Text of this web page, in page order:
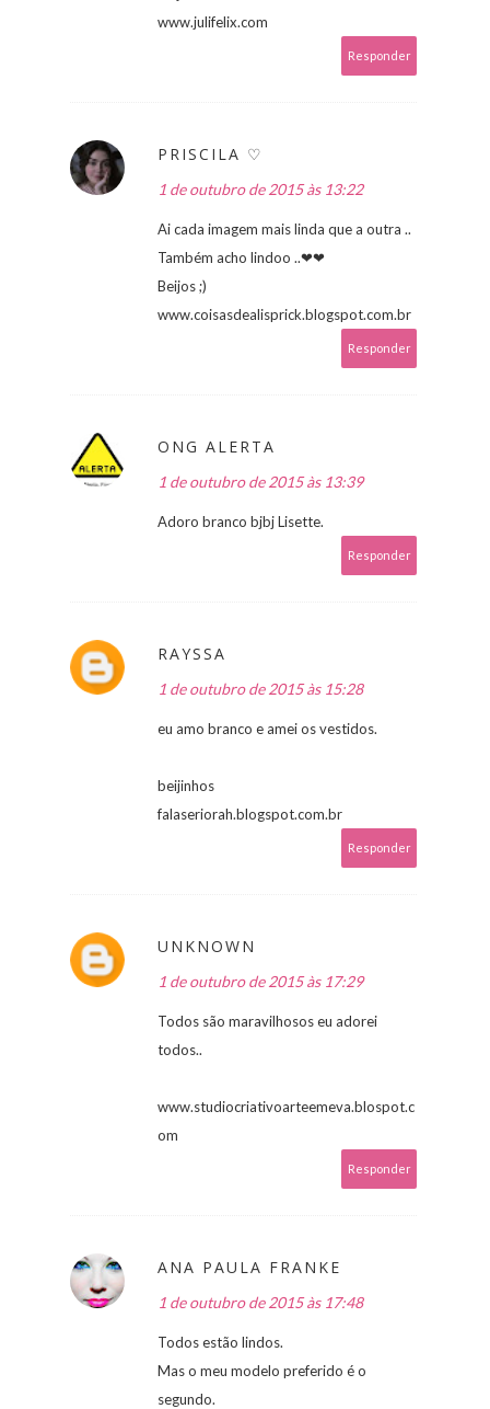
www.julifelix.com
Responder
PRISCILA ♡
1 de outubro de 2015 às 13:22
Ai cada imagem mais linda que a outra ..
Também acho lindoo ..❤❤
Beijos ;)
www.coisasdealisprick.blogspot.com.br
Responder
ONG ALERTA
1 de outubro de 2015 às 13:39
Adoro branco bjbj Lisette.
Responder
RAYSSA
1 de outubro de 2015 às 15:28
eu amo branco e amei os vestidos.
beijinhos
falaseriorah.blogspot.com.br
Responder
UNKNOWN
1 de outubro de 2015 às 17:29
Todos são maravilhosos eu adorei
todos..
www.studiocriativoarteemeva.blospot.c
om
Responder
ANA PAULA FRANKE
1 de outubro de 2015 às 17:48
Todos estão lindos.
Mas o meu modelo preferido é o
segundo.